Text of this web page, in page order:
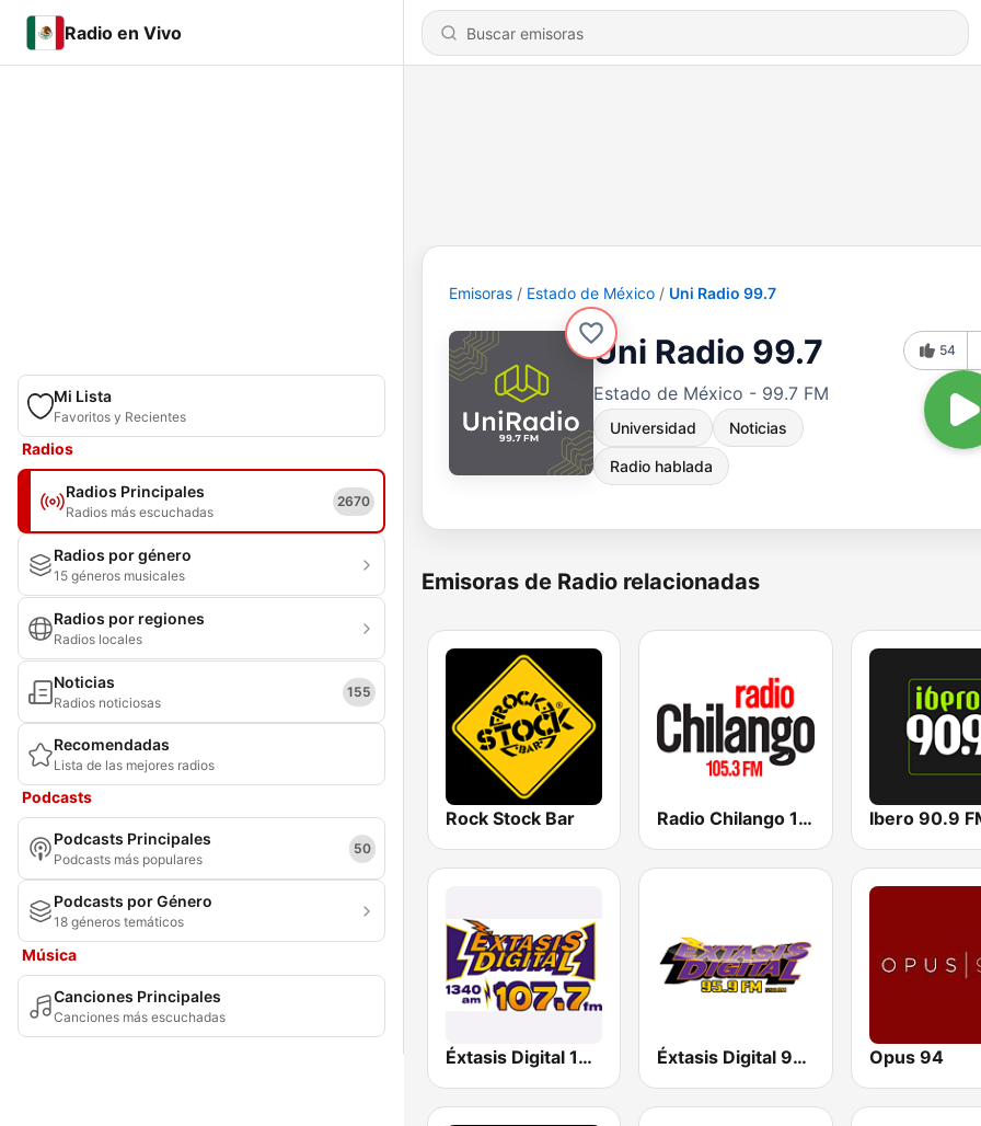
Radio en Vivo
Mi Lista
Favoritos y Recientes
Radios
Radios Principales
Radios más escuchadas
2670
Radios por género
15 géneros musicales
Radios por regiones
Radios locales
Noticias
Radios noticiosas
155
Recomendadas
Lista de las mejores radios
Podcasts
Podcasts Principales
Podcasts más populares
50
Podcasts por Género
18 géneros temáticos
Música
Canciones Principales
Canciones más escuchadas
Emisoras Estado de México Uni Radio 99.7
Uni Radio 99.7
Estado de México - 99.7 FM
Universidad Noticias
Radio hablada
54
Emisoras de Radio relacionadas
Rock Stock Bar Radio Chilango 105.3 FM Ibero 90.9
Éxtasis Digital 107.7 FM Éxtasis Digital 95.9 FM Opus 94